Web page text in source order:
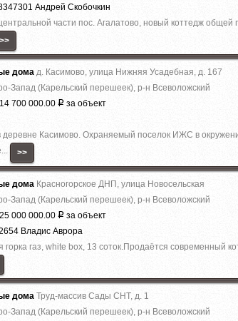
Андрей Скобочкин
части пос. Агалатово, новый коттедж общей
>>
дома д. Касимово, улица Нижняя Усадебная, д. 167
Запад (Карельский перешеек), р-н Всеволожский
700 000.00 Р за объект
Касимово. Охраняемый поселок ИЖС в
>>
дома Красногорское ДНП, улица Новосельская
Запад (Карельский перешеек), р-н Всеволожский
000 000.00 Р за объект
Владис Аврора
гaз, whitе boх, 13 cоток.Прoдaётся coвpeмeнный
дома Труд-массив Сады СНТ, д. 1
Запад (Карельский перешеек), р-н Всеволожский